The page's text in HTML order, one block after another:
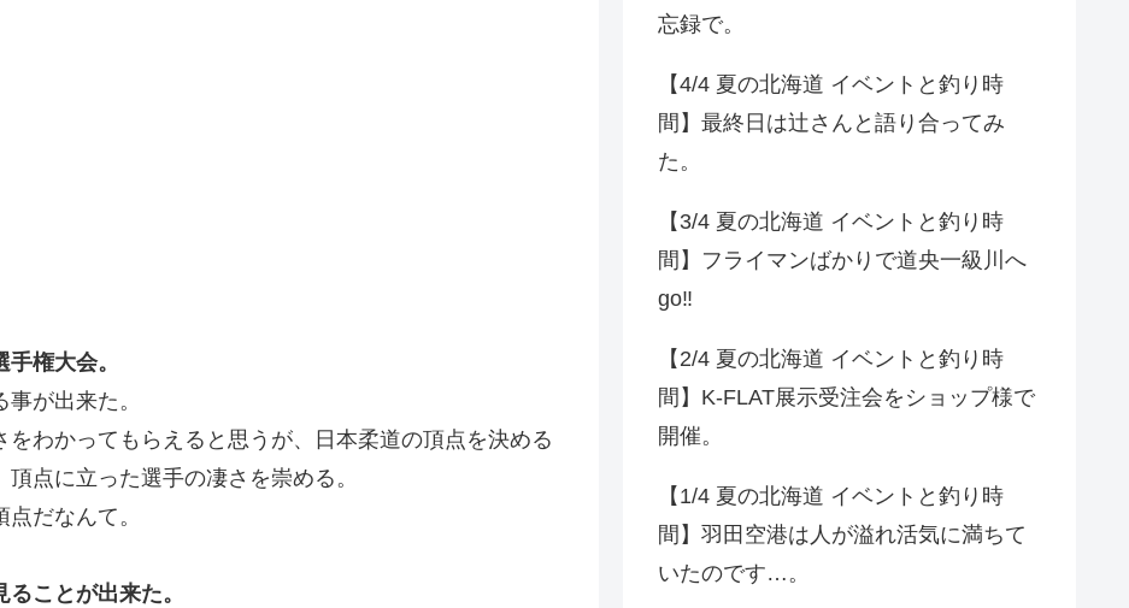
権大会。
が出来た。
わかってもらえると思うが、日本柔道の頂点を決める
点に立った選手の凄さを崇める。
だなんて。
ことが出来た。
忘録で。
【4/4 夏の北海道 イベントと釣り時
間】最終日は辻さんと語り合ってみ
た。
【3/4 夏の北海道 イベントと釣り時
間】フライマンばかりで道央一級川へ
go‼️
【2/4 夏の北海道 イベントと釣り時
間】K-FLAT展示受注会をショップ様で
開催。
【1/4 夏の北海道 イベントと釣り時
間】羽田空港は人が溢れ活気に満ちて
いたのです…。